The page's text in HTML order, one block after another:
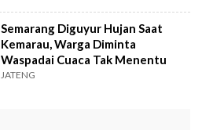
Semarang Diguyur Hujan Saat
Kemarau, Warga Diminta
Waspadai Cuaca Tak Menentu
JATENG